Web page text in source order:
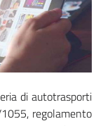
di autotrasporti
regolamento